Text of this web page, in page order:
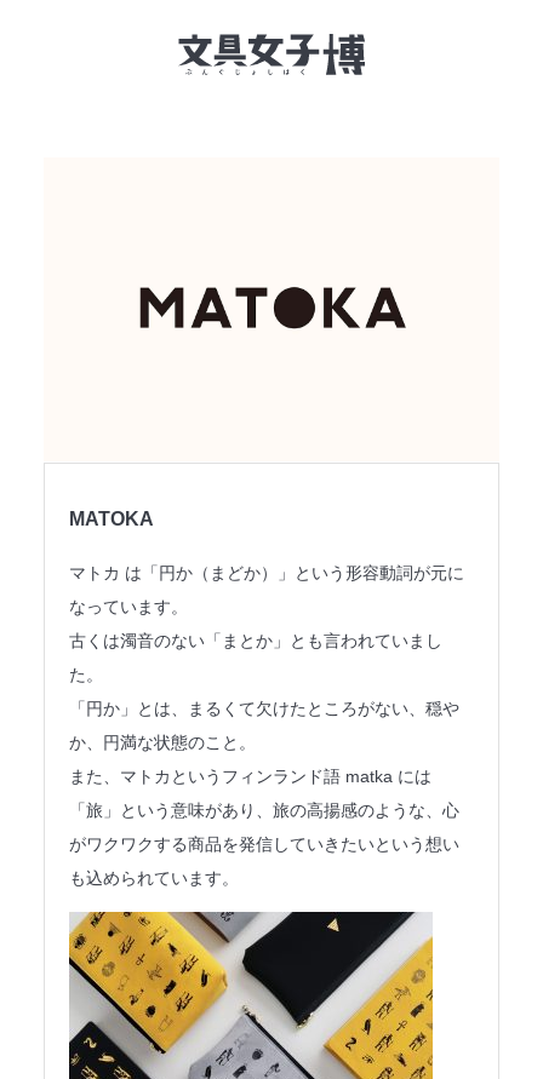
NEWS
レポート
法人のみなさまへ
SHARE ME!
MATOKA
マトカ は「円か（まどか）」という形容動詞が元に
なっています。
古くは濁音のない「まとか」とも言われていまし
た。
「円か」とは、まるくて欠けたところがない、穏や
か、円満な状態のこと。
また、マトカというフィンランド語 matka には
「旅」という意味があり、旅の高揚感のような、心
がワクワクする商品を発信していきたいという想い
も込められています。